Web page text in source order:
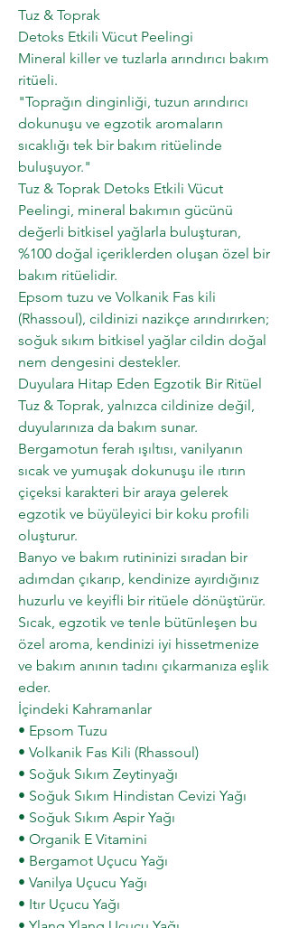
Tuz & Toprak
Detoks Etkili Vücut Peelingi
Mineral killer ve tuzlarla arındırıcı bakım
ritüeli.
"Toprağın dinginliği, tuzun arındırıcı
dokunuşu ve egzotik aromaların
sıcaklığı tek bir bakım ritüelinde
buluşuyor."
Tuz & Toprak Detoks Etkili Vücut
Peelingi, mineral bakımın gücünü
değerli bitkisel yağlarla buluşturan,
%100 doğal içeriklerden oluşan özel bir
bakım ritüelidir.
Epsom tuzu ve Volkanik Fas kili
(Rhassoul), cildinizi nazikçe arındırırken;
soğuk sıkım bitkisel yağlar cildin doğal
nem dengesini destekler.
Duyulara Hitap Eden Egzotik Bir Ritüel
Tuz & Toprak, yalnızca cildinize değil,
duyularınıza da bakım sunar.
Bergamotun ferah ışıltısı, vanilyanın
sıcak ve yumuşak dokunuşu ile ıtırın
çiçeksi karakteri bir araya gelerek
egzotik ve büyüleyici bir koku profili
oluşturur.
Banyo ve bakım rutininizi sıradan bir
adımdan çıkarıp, kendinize ayırdığınız
huzurlu ve keyifli bir ritüele dönüştürür.
Sıcak, egzotik ve tenle bütünleşen bu
özel aroma, kendinizi iyi hissetmenize
ve bakım anının tadını çıkarmanıza eşlik
eder.
İçindeki Kahramanlar
• Epsom Tuzu
• Volkanik Fas Kili (Rhassoul)
• Soğuk Sıkım Zeytinyağı
• Soğuk Sıkım Hindistan Cevizi Yağı
• Soğuk Sıkım Aspir Yağı
• Organik E Vitamini
• Bergamot Uçucu Yağı
• Vanilya Uçucu Yağı
• Itır Uçucu Yağı